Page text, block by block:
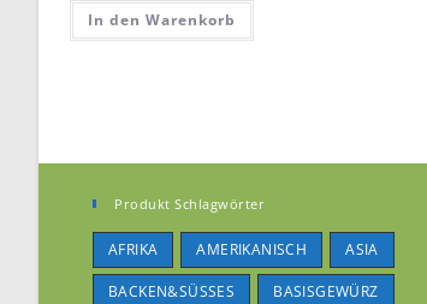
In den Warenkorb
Produkt Schlagwörter
AFRIKA AMERIKANISCH ASIA
BACKEN&SÜSSES BASISGEWÜRZ